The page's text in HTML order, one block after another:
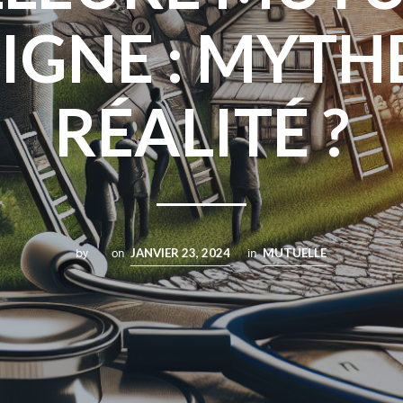
:
RÉALITÉ ?
by on JANVIER 23, 2024 in MUTUELLE